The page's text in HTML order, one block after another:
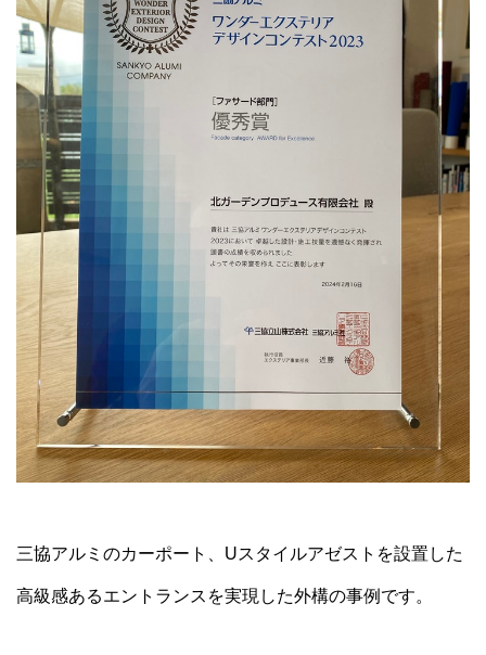
三協アルミのカーポート、Uスタイルアゼストを設置した
高級感あるエントランスを実現した外構の事例です。